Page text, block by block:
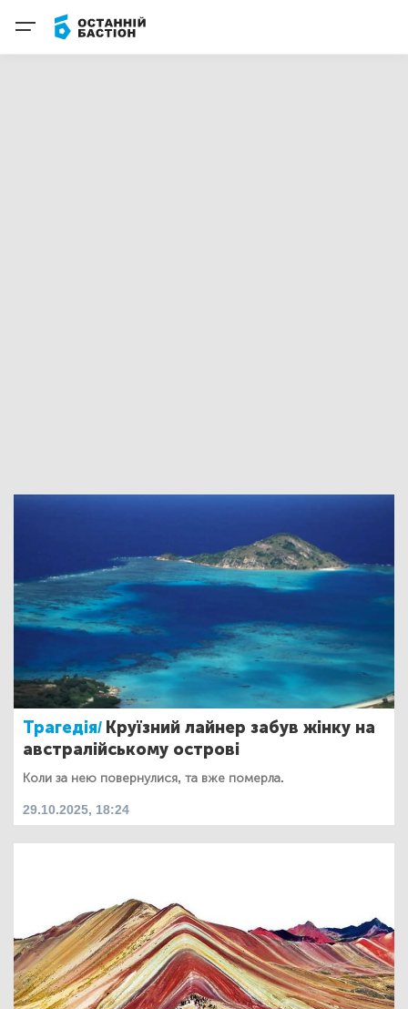
Трагедія/ Круїзний лайнер забув жінку на
австралійському острові
Коли за нею повернулися, та вже померла.
29.10.2025, 18:24